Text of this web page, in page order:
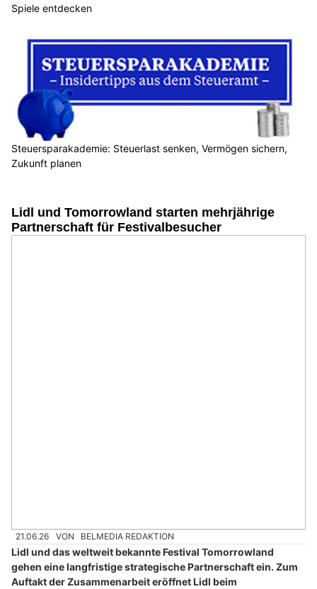
Spiele entdecken
Steuersparakademie: Steuerlast senken, Vermögen sichern,
Zukunft planen
Lidl und Tomorrowland starten mehrjährige
Partnerschaft für Festivalbesucher
21.06.26 VON BELMEDIA REDAKTION
Lidl und das weltweit bekannte Festival Tomorrowland
gehen eine langfristige strategische Partnerschaft ein. Zum
Auftakt der Zusammenarbeit eröffnet Lidl beim